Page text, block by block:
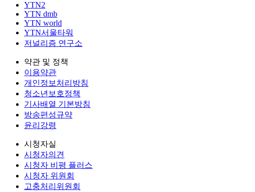
YTN2
YTN dmb
YTN world
YTN서울타워
저널리즘 연구소
약관 및 정책
이용약관
개인정보처리방침
청소년보호정책
기사배열 기본방침
방송편성규약
윤리강령
시청자실
시청자의견
시청자 비평 플러스
시청자 위원회
고충처리위원회